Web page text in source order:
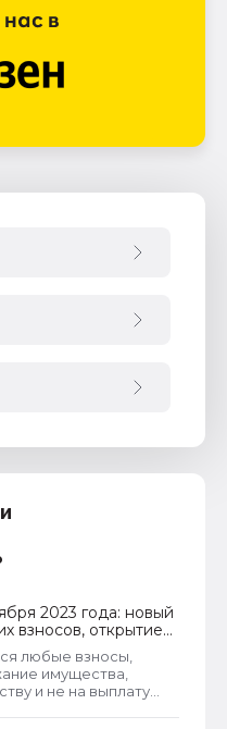
2023 года: новый
взносов, открытие
на применение
любые взносы,
имущества,
и не на выплату